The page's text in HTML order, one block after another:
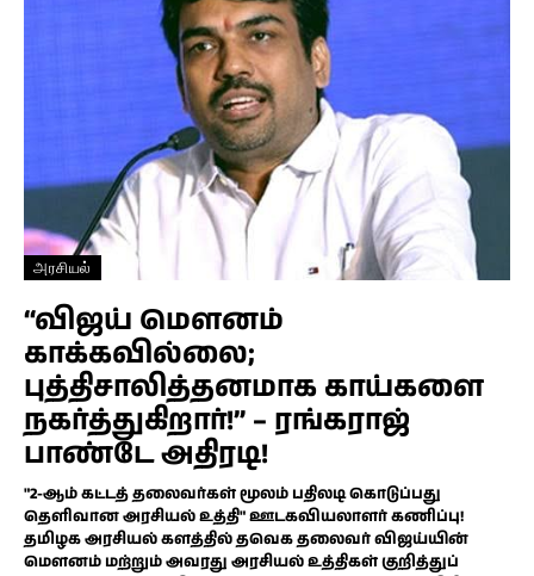
அரசியல்
“விஜய் மௌனம்
காக்கவில்லை;
புத்திசாலித்தனமாக காய்களை
நகர்த்துகிறார்!” – ரங்கராஜ்
பாண்டே அதிரடி!
"2-ஆம் கட்டத் தலைவர்கள் மூலம் பதிலடி கொடுப்பது
தெளிவான அரசியல் உத்தி" ஊடகவியலாளர் கணிப்பு!
தமிழக அரசியல் களத்தில் தவெக தலைவர் விஜய்யின்
மௌனம் மற்றும் அவரது அரசியல் உத்திகள் குறித்துப்